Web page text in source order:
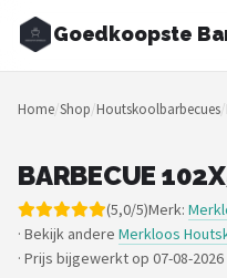
Goedkoopste
Zoeken
NAVIGATIE
Merken
Blog
Home/Shop/Houtskoolbarbecues/
BARBECUE
(5,0/5)Merk:
· Bekijk andere Merkloos
· Prijs bijgewerkt op 07-08-2026